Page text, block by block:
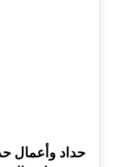
حداد وأعمال